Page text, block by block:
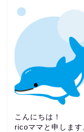
こんにちは！
ricoママと申します